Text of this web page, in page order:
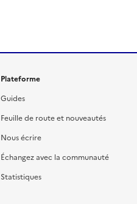
Plateforme
Guides
Feuille de route et nouveautés
Nous écrire
Échangez avec la communauté
Statistiques